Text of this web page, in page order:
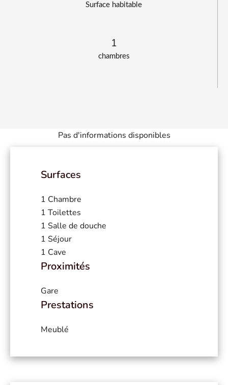
Surface habitable
chambres
1
Pas d'informations disponibles
Surfaces
1 Chambre
1 Toilettes
1 Salle de douche
1 Séjour
1 Cave
Proximités
Gare
Prestations
Meublé